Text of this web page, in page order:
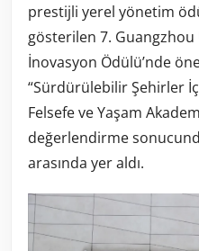
prestijli yerel yönetim
gösterilen 7. Guangzhou
İnovasyon Ödülü’nde
“Sürdürülebilir Şehirler
Felsefe ve Yaşam
değerlendirme
arasında yer aldı.